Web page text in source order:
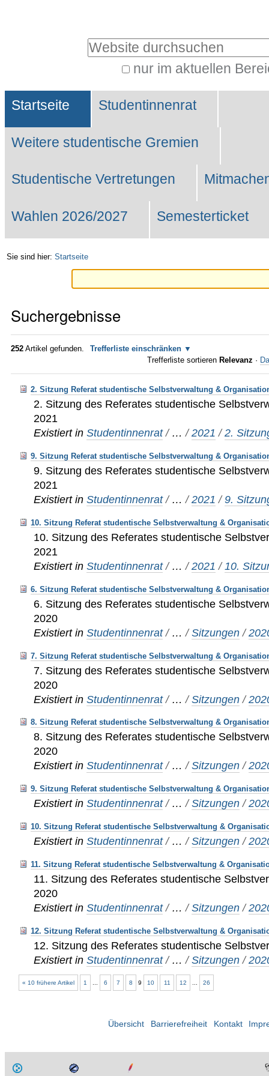
Website durchsuchen
nur im aktuellen
Suche…
Sektionen
Startseite Studentinnenrat
Weitere studentische Gremien
Studentische Vertretungen
Wahlen 2026/2027 Semesterticket
Sie sind hier: Startseite
Suchergebnisse
252 Artikel gefunden.
Trefferliste einschränken
Trefferliste sortieren Relevanz ·
2. Sitzung Referat studentische Selbstverwaltung &
2. Sitzung des Referates studentische
2021
Existiert in Studentinnenrat / …/2021 /2.
9. Sitzung Referat studentische Selbstverwaltung &
9. Sitzung des Referates studentische
2021
Existiert in Studentinnenrat / …/2021 /9.
10. Sitzung Referat studentische Selbstverwaltung &
10. Sitzung des Referates studentische
2021
Existiert in Studentinnenrat / …/2021 /10.
6. Sitzung Referat studentische Selbstverwaltung &
6. Sitzung des Referates studentische
2020
Existiert in Studentinnenrat / …/Sitzungen /
7. Sitzung Referat studentische Selbstverwaltung &
7. Sitzung des Referates studentische
2020
Existiert in Studentinnenrat / …/Sitzungen /
8. Sitzung Referat studentische Selbstverwaltung &
8. Sitzung des Referates studentische
2020
Existiert in Studentinnenrat / …/Sitzungen /
9. Sitzung Referat studentische Selbstverwaltung &
Existiert in Studentinnenrat / …/Sitzungen /
10. Sitzung Referat studentische Selbstverwaltung &
Existiert in Studentinnenrat / …/Sitzungen /
11. Sitzung Referat studentische Selbstverwaltung &
11. Sitzung des Referates studentische
2020
Existiert in Studentinnenrat / …/Sitzungen /
12. Sitzung Referat studentische Selbstverwaltung &
12. Sitzung des Referates studentische
Existiert in Studentinnenrat / …/Sitzungen /
« 10 frühere Artikel 1 6 7 8 9 10 11 12 26
Übersicht Barrierefreiheit Kontakt